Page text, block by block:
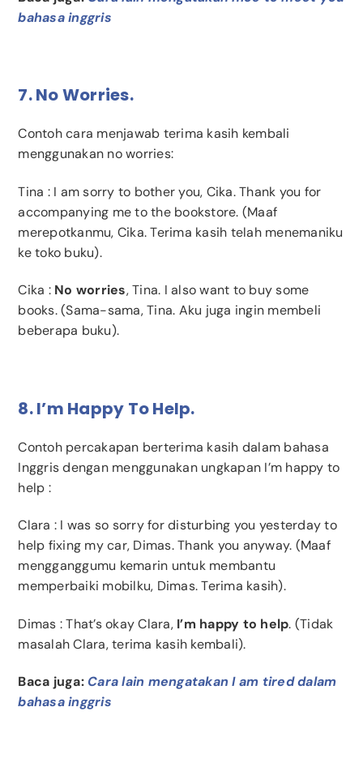
bahasa inggris
7. No Worries.
Contoh cara menjawab terima kasih kembali
menggunakan no worries:
Tina : I am sorry to bother you, Cika. Thank you for
accompanying me to the bookstore. (Maaf
merepotkanmu, Cika. Terima kasih telah menemaniku
ke toko buku).
Cika : No worries, Tina. I also want to buy some
books. (Sama-sama, Tina. Aku juga ingin membeli
beberapa buku).
8. I’m Happy To Help.
Contoh percakapan berterima kasih dalam bahasa
Inggris dengan menggunakan ungkapan I’m happy to
help :
Clara : I was so sorry for disturbing you yesterday to
help fixing my car, Dimas. Thank you anyway. (Maaf
mengganggumu kemarin untuk membantu
memperbaiki mobilku, Dimas. Terima kasih).
Dimas : That’s okay Clara, I’m happy to help. (Tidak
masalah Clara, terima kasih kembali).
Baca juga: Cara lain mengatakan I am tired dalam
bahasa inggris